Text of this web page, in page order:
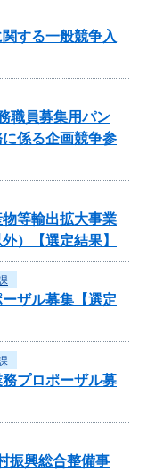
する一般競争入
職員募集用パン
係る企画競争参
等輸出拡大事業
）【選定結果】
ザル募集【選定
プロポーザル募
振興総合整備事